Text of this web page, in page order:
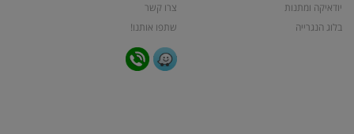
יודאיקה ומתנות
בלוג הנגרייה
צרו קשר
שתפו אותנו!